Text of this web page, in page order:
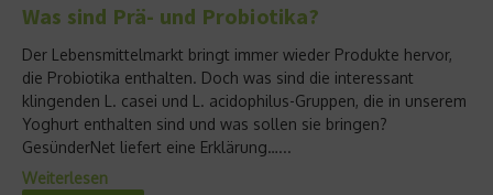
Was sind Prä- und Probiotika?
Der Lebensmittelmarkt bringt immer wieder Produkte hervor,
die Probiotika enthalten. Doch was sind die interessant
klingenden L. casei und L. acidophilus-Gruppen, die in unserem
Yoghurt enthalten sind und was sollen sie bringen?
GesünderNet liefert eine Erklärung…...
Weiterlesen